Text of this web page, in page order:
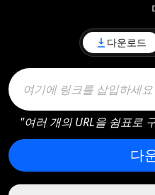
다운로드
"여러 개의 URL을 쉼표로
다